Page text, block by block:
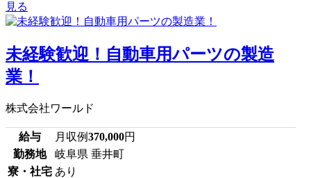
見る
未経験歓迎！自動車用パーツの製造
業！
株式会社ワールド
給与 月収例370,000円
勤務地
岐阜県 垂井町
寮・社宅 あり